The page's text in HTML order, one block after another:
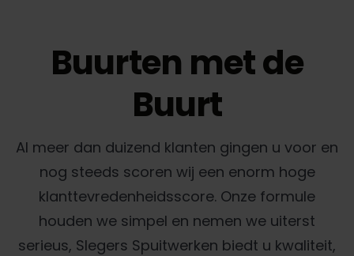
Buurten met de
Buurt
Al meer dan duizend klanten gingen u voor en
nog steeds scoren wij een enorm hoge
klanttevredenheidsscore. Onze formule
houden we simpel en nemen we uiterst
serieus, Slegers Spuitwerken biedt u kwaliteit,